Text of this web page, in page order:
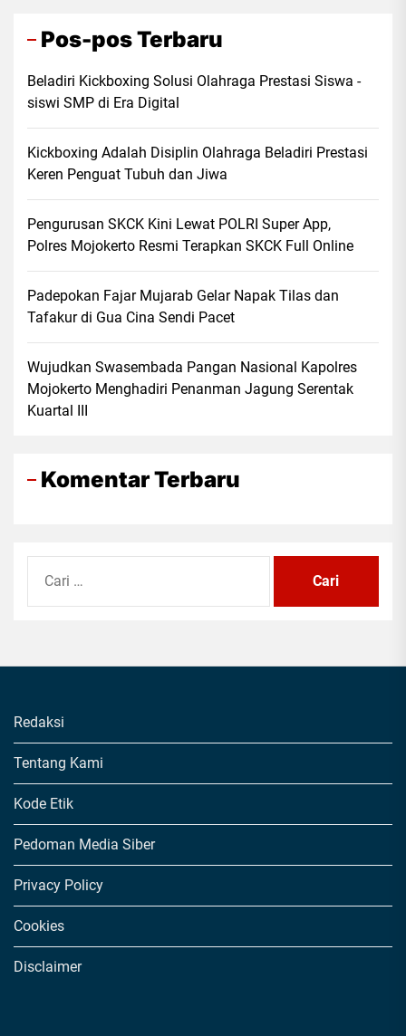
Pos-pos Terbaru
Beladiri Kickboxing Solusi Olahraga Prestasi Siswa -
siswi SMP di Era Digital
Kickboxing Adalah Disiplin Olahraga Beladiri Prestasi
Keren Penguat Tubuh dan Jiwa
Pengurusan SKCK Kini Lewat POLRI Super App,
Polres Mojokerto Resmi Terapkan SKCK Full Online
Padepokan Fajar Mujarab Gelar Napak Tilas dan
Tafakur di Gua Cina Sendi Pacet
Wujudkan Swasembada Pangan Nasional Kapolres
Mojokerto Menghadiri Penanman Jagung Serentak
Kuartal III
Komentar Terbaru
untuk:
Redaksi
Tentang Kami
Kode Etik
Pedoman Media Siber
Privacy Policy
Cookies
Disclaimer